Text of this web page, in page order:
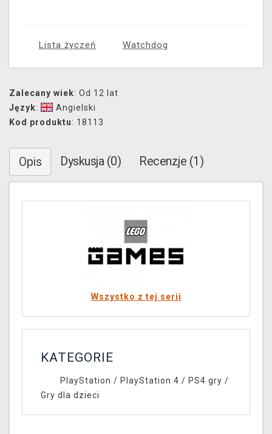
Lista życzeń Watchdog
Zalecany wiek: Od 12 lat
Język:
Angielski
Kod produktu: 18113
Opis Dyskusja (0) Recenzje (1)
Wszystko z tej serii
KATEGORIE
PlayStation / PlayStation 4 / PS4 gry /
Gry dla dzieci